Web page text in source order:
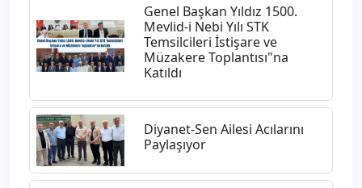
Genel Başkan Yıldız 1500.
Mevlid-i Nebi Yılı STK
Temsilcileri İstişare ve
Müzakere Toplantısı"na
Katıldı
Diyanet-Sen Ailesi Acılarını
Paylaşıyor